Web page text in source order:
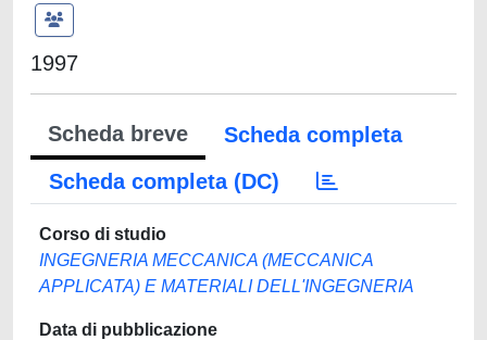
1997
Scheda breve
Scheda completa
Scheda completa (DC)
Corso di studio
INGEGNERIA MECCANICA (MECCANICA
APPLICATA) E MATERIALI DELL'INGEGNERIA
Data di pubblicazione